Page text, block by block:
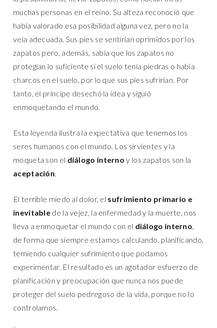
muchas personas en el reino. Su alteza reconoció que
había valorado esa posibilidad alguna vez, pero no la
veía adecuada. Sus pies se sentirían oprimidos por los
zapatos pero, además, sabía que los zapatos no
protegían lo suficiente si el suelo tenía piedras o había
charcos en el suelo, por lo que sus pies sufrirían. Por
tanto, el príncipe desechó la idea y siguió
enmoquetando el mundo.
Esta leyenda ilustra la expectativa que tenemos los
seres humanos con el mundo. Los sirvientes y la
moqueta son el diálogo interno y los zapatos son la
aceptación.
El terrible miedo al dolor, el sufrimiento primario e
inevitable de la vejez, la enfermedad y la muerte, nos
lleva a enmoquetar el mundo con el diálogo interno,
de forma que siempre estamos calculando, planificando,
temiendo cualquier sufrimiento que podamos
experimentar. El resultado es un agotador esfuerzo de
planificación y preocupación que nunca nos puede
proteger del suelo pedregoso de la vida, porque no lo
controlamos.